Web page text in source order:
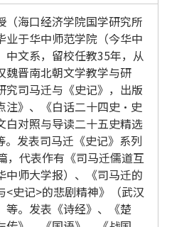
（海口经济学院国学研究所
业于华中师范学院（今华中
中文系，留校任教35年，从
魏晋南北朝文学教学与研
究司马迁与《史记》，出版
注》、《白话二十四史·史
白对照与导读二十五史精选
。发表司马迁《史记》系列
，代表作有《司马迁儒道互
中师大学报）、《司马迁的
<史记>的悲剧精神》（武汉
等。发表《诗经》、《楚